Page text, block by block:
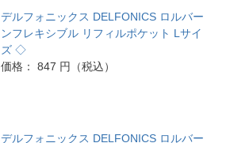
デルフォニックス DELFONICS ロルバー
ンフレキシブル リフィルポケット Lサイ
ズ ◇
価格： 847 円（税込）
デルフォニックス DELFONICS ロルバー